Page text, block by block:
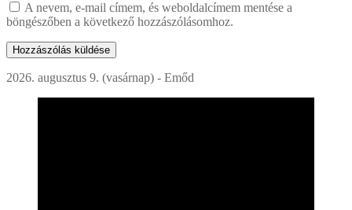
A nevem, e-mail címem, és weboldalcímem mentése a
böngészőben a következő hozzászólásomhoz.
2026. augusztus 9. (vasárnap) - Emőd